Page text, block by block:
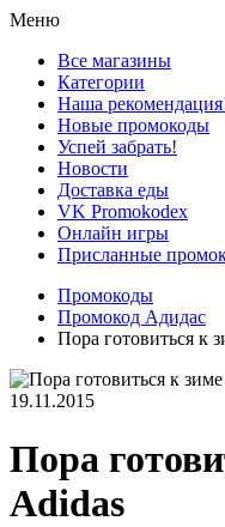
Меню
Все магазины
Категории
Наша
Новые промокоды
Успей забрать!
Новости
Доставка еды
VK Promokodex
Онлайн игры
Присланные
Промокоды
Промокод Адидас
Пора готовиться к
19.11.2015
Пора
Adidas